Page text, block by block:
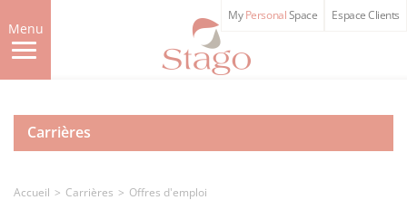
to
main
content
Menu
MyPersonalSpace Espace Clients
Carrières
Accueil Carrières Offres d'emploi